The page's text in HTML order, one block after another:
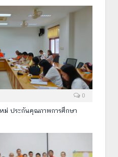
0
ม่ ประกันคุณภาพการศึกษา